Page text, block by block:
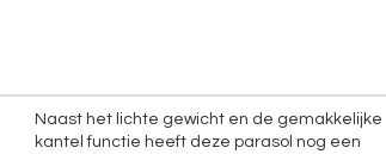
Naast het lichte gewicht en de gemakkelijke
kantel functie heeft deze parasol nog een